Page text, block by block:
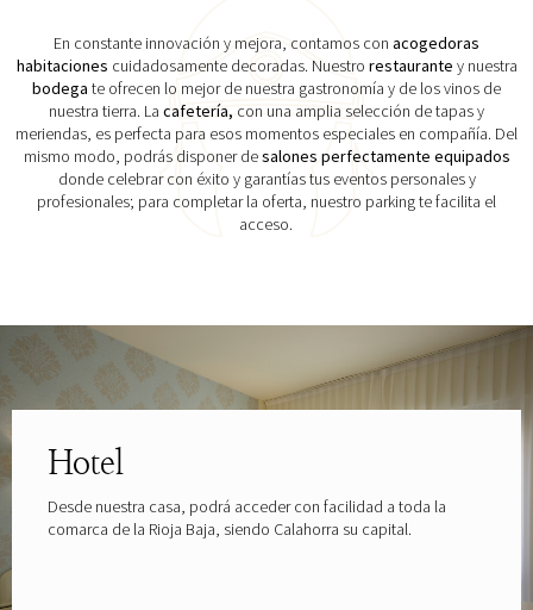
En constante innovación y mejora, contamos con acogedoras
habitaciones cuidadosamente decoradas. Nuestro restaurante y nuestra
bodega te ofrecen lo mejor de nuestra gastronomía y de los vinos de
nuestra tierra. La cafetería, con una amplia selección de tapas y
meriendas, es perfecta para esos momentos especiales en compañía. Del
mismo modo, podrás disponer desalones perfectamente equipados
donde celebrar con éxito y garantías tus eventos personales y
profesionales; para completar la oferta, nuestro parking te facilita el
acceso.
Hotel
Desde nuestra casa, podrá acceder con facilidad a toda la
comarca de la Rioja Baja, siendo Calahorra su capital.